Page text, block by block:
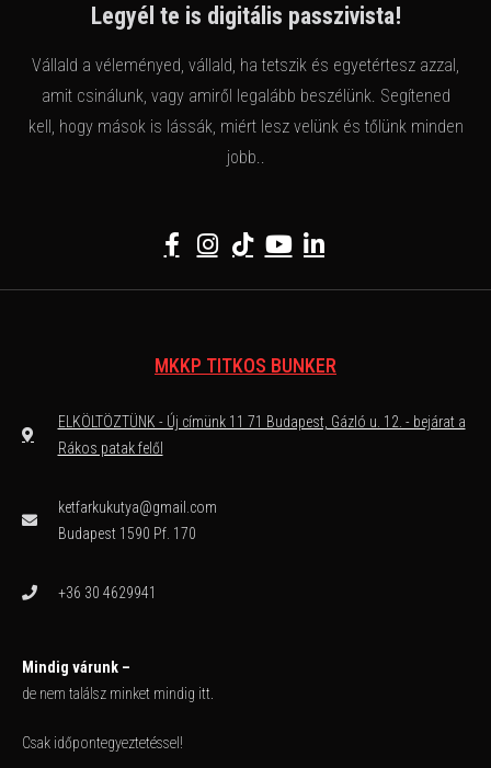
Legyél te is digitális passzivista!
Vállald a véleményed, vállald, ha tetszik és egyetértesz azzal,
amit csinálunk, vagy amiről legalább beszélünk. Segítened
kell, hogy mások is lássák, miért lesz velünk és tőlünk minden
jobb..
MKKP TITKOS BUNKER
ELKÖLTÖZTÜNK - Új címünk 11 71 Budapest, Gázló u. 12. - bejárat a
Rákos patak felől
ketfarkukutya@gmail.com
Budapest 1590 Pf. 170
+36 30 4629941
Mindig várunk –
de nem találsz minket mindig itt.
Csak időpontegyeztetéssel!